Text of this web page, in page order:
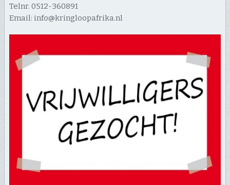
Telnr. 0512-360891
Email: info@kringloopafrika.nl